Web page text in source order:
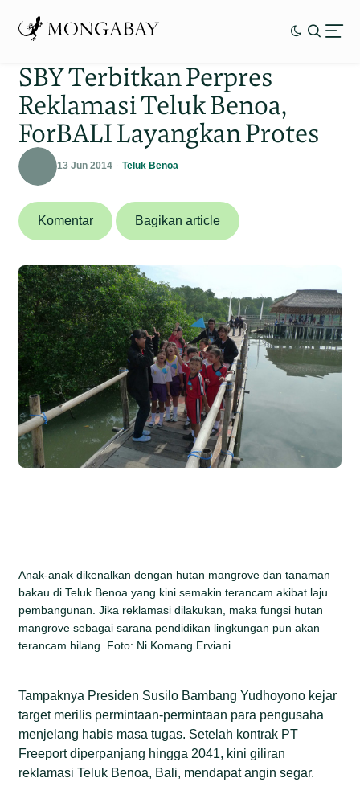
SBY Terbitkan Perpres
Reklamasi Teluk Benoa,
ForBALI Layangkan Protes
13 Jun 2014 Teluk Benoa
Komentar Bagikan article
Anak-anak dikenalkan dengan hutan mangrove dan tanaman
bakau di Teluk Benoa yang kini semakin terancam akibat laju
pembangunan. Jika reklamasi dilakukan, maka fungsi hutan
mangrove sebagai sarana pendidikan lingkungan pun akan
terancam hilang. Foto: Ni Komang Erviani
Tampaknya Presiden Susilo Bambang Yudhoyono kejar
target merilis permintaan-permintaan para pengusaha
menjelang habis masa tugas. Setelah kontrak PT
Freeport diperpanjang hingga 2041, kini giliran
reklamasi Teluk Benoa, Bali, mendapat angin segar.